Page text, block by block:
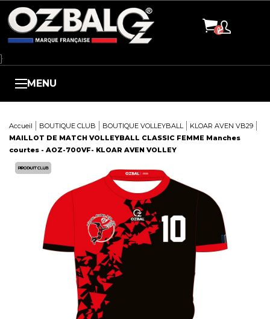
}
MENU
Accueil BOUTIQUE CLUB BOUTIQUE VOLLEYBALL
KLOAR AVEN VB29
MAILLOT DE MATCH VOLLEYBALL CLASSIC FEMME Manches
courtes - AOZ-700VF- KLOAR AVEN VOLLEY
Here
Panneau de gestion des cookies